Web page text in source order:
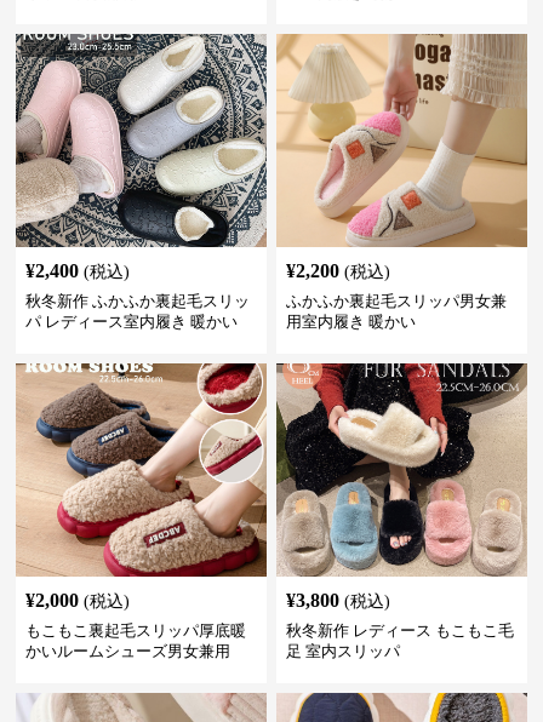
¥2,400 (税込)
秋冬新作 ふかふか裏起毛スリッ
パ レディース室内履き 暖かい
¥2,200 (税込)
ふかふか裏起毛スリッパ男女兼
用室内履き 暖かい
¥2,000 (税込)
もこもこ裏起毛スリッパ厚底暖
かいルームシューズ男女兼用
¥3,800 (税込)
秋冬新作 レディース もこもこ毛
足 室内スリッパ